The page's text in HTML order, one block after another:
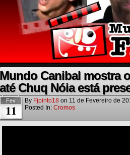
Mundo Canibal mostra
até Chuq Nóia está
Fev
11
By Fjpinto18 on 11 de Fevereiro de
Posted In: Cromos